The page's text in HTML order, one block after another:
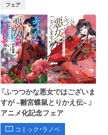
フェア
『ふつつかな悪女ではございま
すが ~雛宮蝶鼠とりかえ伝~ 』
アニメ化記念フェア
コミック・ラノベ